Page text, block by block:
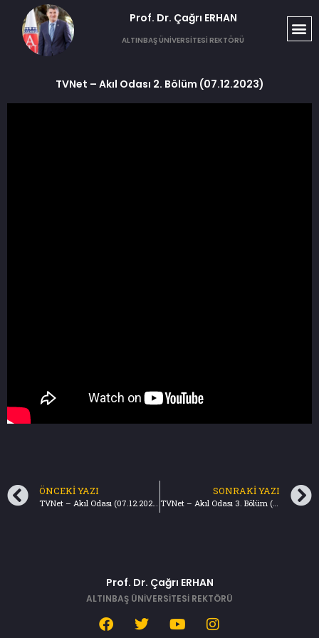
Prof. Dr. Çağrı ERHAN​
ALTINBAŞ ÜNİVERSİTESİ REKTÖRÜ
TVNet – Akıl Odası 2. Bölüm (07.12.2023)
ÖNCEKI YAZI SONRAKI YAZI
TVNet – Akıl Odası 3. Bölüm (07.12.2023)
Prof. Dr. Çağrı ERHAN
ALTINBAŞ ÜNİVERSİTESİ REKTÖRÜ